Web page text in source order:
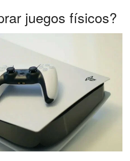
juegos físicos?